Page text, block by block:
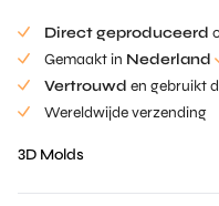
Direct geproduceerd
Gemaakt in Nederland
Vertrouwd en gebruikt
Wereldwijde verzending
3D Molds